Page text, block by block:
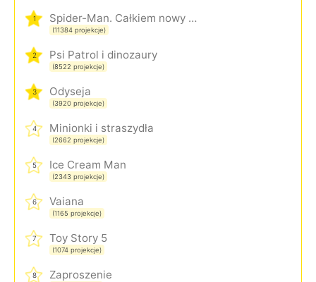
1 Spider-Man. Całkiem nowy dzień
(11384 projekcje)
2 Psi Patrol i dinozaury
(8522 projekcje)
3 Odyseja
(3920 projekcje)
4 Minionki i straszydła
(2662 projekcje)
5 Ice Cream Man
(2343 projekcje)
6 Vaiana
(1165 projekcje)
7 Toy Story 5
(1074 projekcje)
8 Zaproszenie